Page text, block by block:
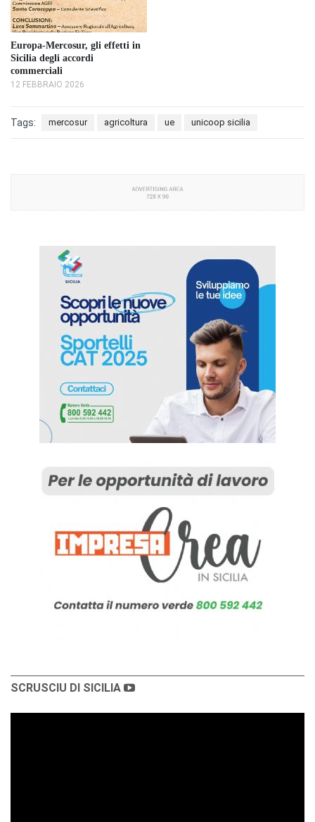
Europa-Mercosur, gli effetti in
Sicilia degli accordi
commerciali
12 FEBBRAIO 2026
Tags: mercosur agricoltura ue unicoop sicilia
SCRUSCIU DI SICILIA